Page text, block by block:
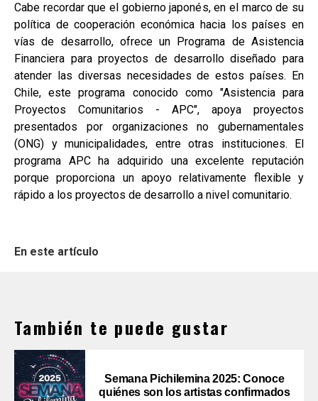
Cabe recordar que el gobierno japonés, en el marco de su
política de cooperación económica hacia los países en
vías de desarrollo, ofrece un Programa de Asistencia
Financiera para proyectos de desarrollo diseñado para
atender las diversas necesidades de estos países. En
Chile, este programa conocido como "Asistencia para
Proyectos Comunitarios - APC", apoya proyectos
presentados por organizaciones no gubernamentales
(ONG) y municipalidades, entre otras instituciones. El
programa APC ha adquirido una excelente reputación
porque proporciona un apoyo relativamente flexible y
rápido a los proyectos de desarrollo a nivel comunitario.
En este artículo
También te puede gustar
Semana Pichilemina 2025: Conoce
quiénes son los artistas confirmados